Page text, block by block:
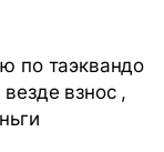
по таэквандо
взнос ,